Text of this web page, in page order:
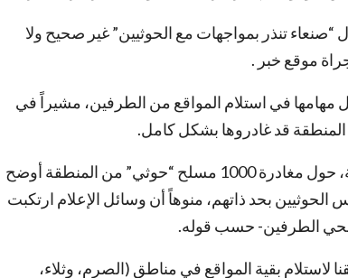
تنذر بمواجهات مع الحوثيين” غير صحيح ولا
موقع خبر .
مهامها في استلام المواقع من الطرفين، مشيراً في
المنطقة قد غادروها بشكل كامل.
وبخصوص ما تداولته وسائل الإعلام الرسمية والأهلية، حول مغادرة 1000 مسلح “حوثي” من المنطقة أوضح
بحد ذاتهم، منوهاً أن وسائل الإعلام ارتكبت
الطرفين- حسب قوله.
بقية المواقع في مناطق (الصرم، وثلاء،